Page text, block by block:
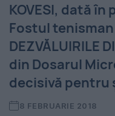
KOVESI, dată în
Fostul
DEZVĂLUIRILE
din Dosarul
decisivă pentru
8 FEBRUARIE 2018